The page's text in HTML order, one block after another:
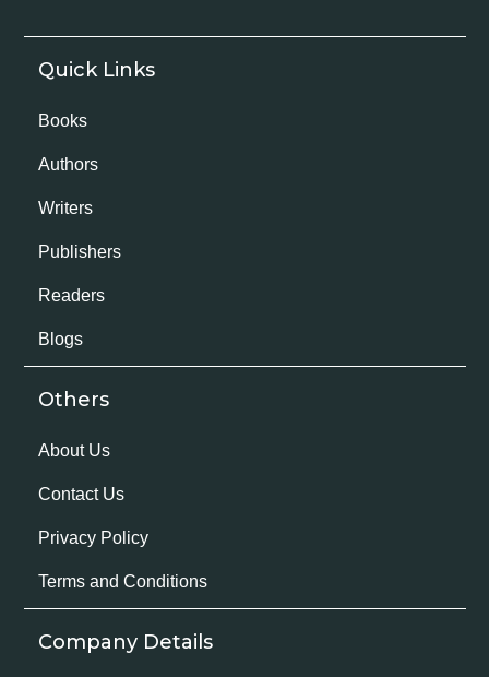
Quick Links
Books
Authors
Writers
Publishers
Readers
Blogs
Others
About Us
Contact Us
Privacy Policy
Terms and Conditions
Company Details